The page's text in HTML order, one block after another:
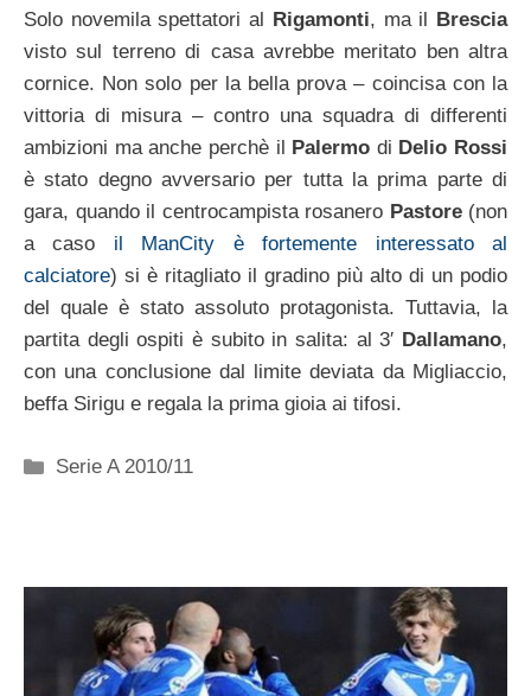
Solo novemila spettatori al Rigamonti, ma il Brescia
visto sul terreno di casa avrebbe meritato ben altra
cornice. Non solo per la bella prova – coincisa con la
vittoria di misura – contro una squadra di differenti
ambizioni ma anche perchè il Palermo di Delio Rossi
è stato degno avversario per tutta la prima parte di
gara, quando il centrocampista rosanero Pastore (non
a caso il ManCity è fortemente interessato al
calciatore) si è ritagliato il gradino più alto di un podio
del quale è stato assoluto protagonista. Tuttavia, la
partita degli ospiti è subito in salita: al 3′ Dallamano,
con una conclusione dal limite deviata da Migliaccio,
beffa Sirigu e regala la prima gioia ai tifosi.
Categorie
Serie A 2010/11